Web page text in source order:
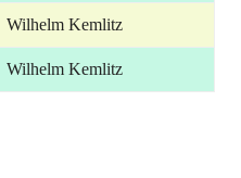
Wilhelm Kemlitz
Wilhelm Kemlitz